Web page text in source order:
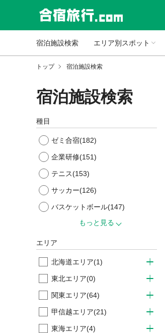
宿泊施設検索 エリア別スポット
トップ 宿泊施設検索
宿泊施設検索
種目
ゼミ合宿(182)
企業研修(151)
テニス(153)
サッカー(126)
バスケットボール(147)
もっと見る
エリア
北海道エリア(1)
東北エリア(0)
関東エリア(64)
甲信越エリア(21)
東海エリア(4)